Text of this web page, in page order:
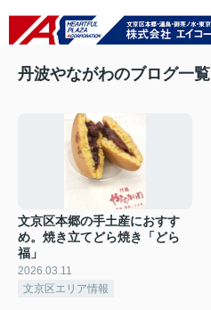
丹波やながわのブログ一覧
文京区本郷の手土産におすす
め。焼き立てどら焼き「どら
福」
2026.03.11
文京区エリア情報